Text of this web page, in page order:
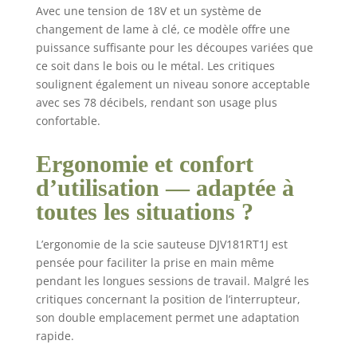
Avec une tension de 18V et un système de
changement de lame à clé, ce modèle offre une
puissance suffisante pour les découpes variées que
ce soit dans le bois ou le métal. Les critiques
soulignent également un niveau sonore acceptable
avec ses 78 décibels, rendant son usage plus
confortable.
Ergonomie et confort
d’utilisation — adaptée à
toutes les situations ?
L’ergonomie de la scie sauteuse DJV181RT1J est
pensée pour faciliter la prise en main même
pendant les longues sessions de travail. Malgré les
critiques concernant la position de l’interrupteur,
son double emplacement permet une adaptation
rapide.